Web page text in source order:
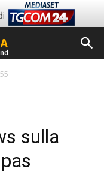
sulla